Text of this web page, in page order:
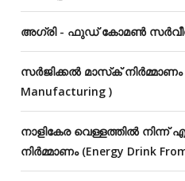
അഗ്രി - ഫുഡ് കോമൺ
സർജിക്കൽ മാസ്‌ക് നിർമ്മാണം
Manufacturing )
നാളികേര വെള്ളത്തിൽ നിന്ന്
നിർമ്മാണം (Energy Drink